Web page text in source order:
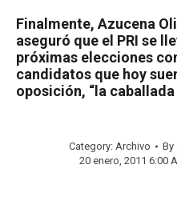
Finalmente, Azucena
aseguró que el PRI se
próximas elecciones
candidatos que hoy
oposición, “la
Category: Archivo By
20 enero, 2011 6:00